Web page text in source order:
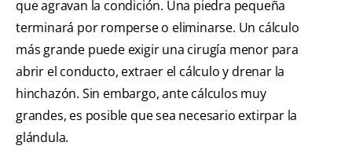
que agravan la condición. Una piedra pequeña
terminará por romperse o eliminarse. Un cálculo
más grande puede exigir una cirugía menor para
abrir el conducto, extraer el cálculo y drenar la
hinchazón. Sin embargo, ante cálculos muy
grandes, es posible que sea necesario extirpar la
glándula.